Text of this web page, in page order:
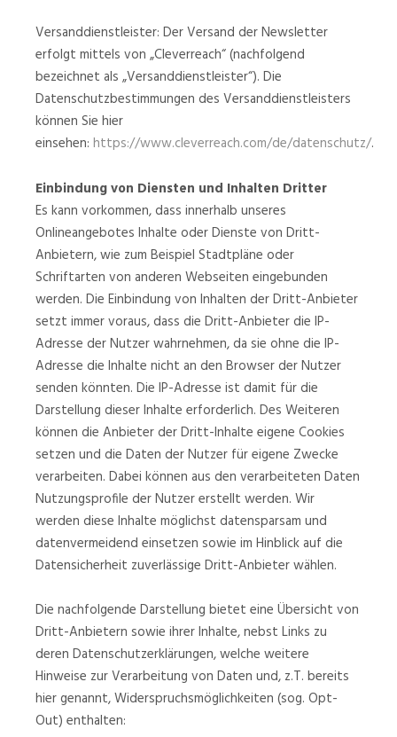
Versanddienstleister: Der Versand der Newsletter
erfolgt mittels von „Cleverreach“ (nachfolgend
bezeichnet als „Versanddienstleister“). Die
Datenschutzbestimmungen des Versanddienstleisters
können Sie hier
einsehen: https://www.cleverreach.com/de/datenschutz/.
Einbindung von Diensten und Inhalten Dritter
Es kann vorkommen, dass innerhalb unseres
Onlineangebotes Inhalte oder Dienste von Dritt-
Anbietern, wie zum Beispiel Stadtpläne oder
Schriftarten von anderen Webseiten eingebunden
werden. Die Einbindung von Inhalten der Dritt-Anbieter
setzt immer voraus, dass die Dritt-Anbieter die IP-
Adresse der Nutzer wahrnehmen, da sie ohne die IP-
Adresse die Inhalte nicht an den Browser der Nutzer
senden könnten. Die IP-Adresse ist damit für die
Darstellung dieser Inhalte erforderlich. Des Weiteren
können die Anbieter der Dritt-Inhalte eigene Cookies
setzen und die Daten der Nutzer für eigene Zwecke
verarbeiten. Dabei können aus den verarbeiteten Daten
Nutzungsprofile der Nutzer erstellt werden. Wir
werden diese Inhalte möglichst datensparsam und
datenvermeidend einsetzen sowie im Hinblick auf die
Datensicherheit zuverlässige Dritt-Anbieter wählen.
Die nachfolgende Darstellung bietet eine Übersicht von
Dritt-Anbietern sowie ihrer Inhalte, nebst Links zu
deren Datenschutzerklärungen, welche weitere
Hinweise zur Verarbeitung von Daten und, z.T. bereits
hier genannt, Widerspruchsmöglichkeiten (sog. Opt-
Out) enthalten: